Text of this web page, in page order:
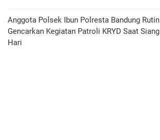
Anggota Polsek Ibun Polresta Bandung Rutin
Gencarkan Kegiatan Patroli KRYD Saat Siang
Hari